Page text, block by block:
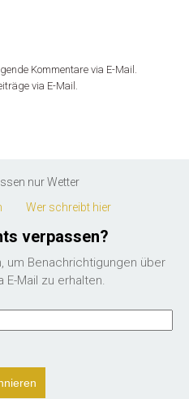
Kommentare via E-Mail.
via E-Mail.
nur Wetter
Wer schreibt hier
verpassen?
um Benachrichtigungen über
E-Mail zu erhalten.